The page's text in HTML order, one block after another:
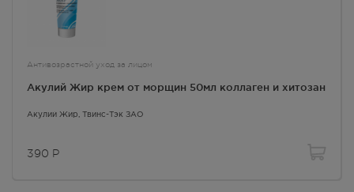
Антивозрастной уход за лицом
Акулий Жир крем от морщин 50мл коллаген и хитозан
Акулий Жир , Твинс-Тэк ЗАО
390 Р